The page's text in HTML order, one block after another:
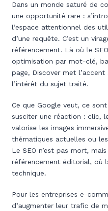
Dans un monde saturé de
une opportunité rare :
l’espace attentionnel des
d’une requête. C’est un
référencement. Là où le
optimisation par mot-clé,
page, Discover met
l’intérêt du sujet traité.
Ce que Google veut, ce
susciter une réaction : clic,
valorise les images
thématiques actuelles ou
Le SEO n’est pas mort,
référencement éditorial, où
technique.
Pour les entreprises e-
d’augmenter leur trafic de